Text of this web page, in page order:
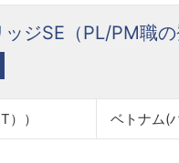
ジSE（PL/PM職の
） ベトナム(